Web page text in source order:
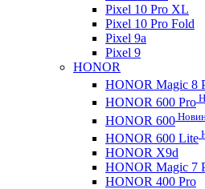
Pixel 10 Pro XL
Pixel 10 Pro Fold
Pixel 9a
Pixel 9
HONOR
HONOR Magic 8
HONOR 600 Pro
HONOR 600
HONOR 600 Lite
HONOR X9d
HONOR Magic 7
HONOR 400 Pro